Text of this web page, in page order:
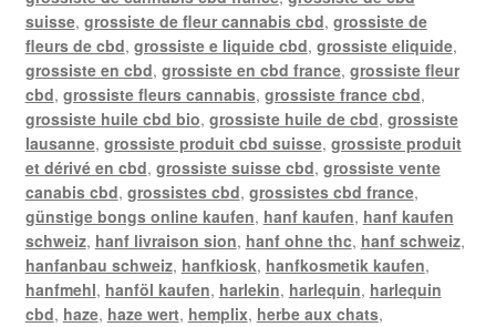
suisse, grossiste de fleur cannabis cbd, grossiste de
fleurs de cbd, grossiste e liquide cbd, grossiste eliquide,
grossiste en cbd, grossiste en cbd france, grossiste fleur
cbd, grossiste fleurs cannabis, grossiste france cbd,
grossiste huile cbd bio, grossiste huile de cbd, grossiste
lausanne, grossiste produit cbd suisse, grossiste produit
et dérivé en cbd, grossiste suisse cbd, grossiste vente
canabis cbd, grossistes cbd, grossistes cbd france,
günstige bongs online kaufen, hanf kaufen, hanf kaufen
schweiz, hanf livraison sion, hanf ohne thc, hanf schweiz,
hanfanbau schweiz, hanfkiosk, hanfkosmetik kaufen,
hanfmehl, hanföl kaufen, harlekin, harlequin, harlequin
cbd, haze, haze wert, hemplix, herbe aux chats,